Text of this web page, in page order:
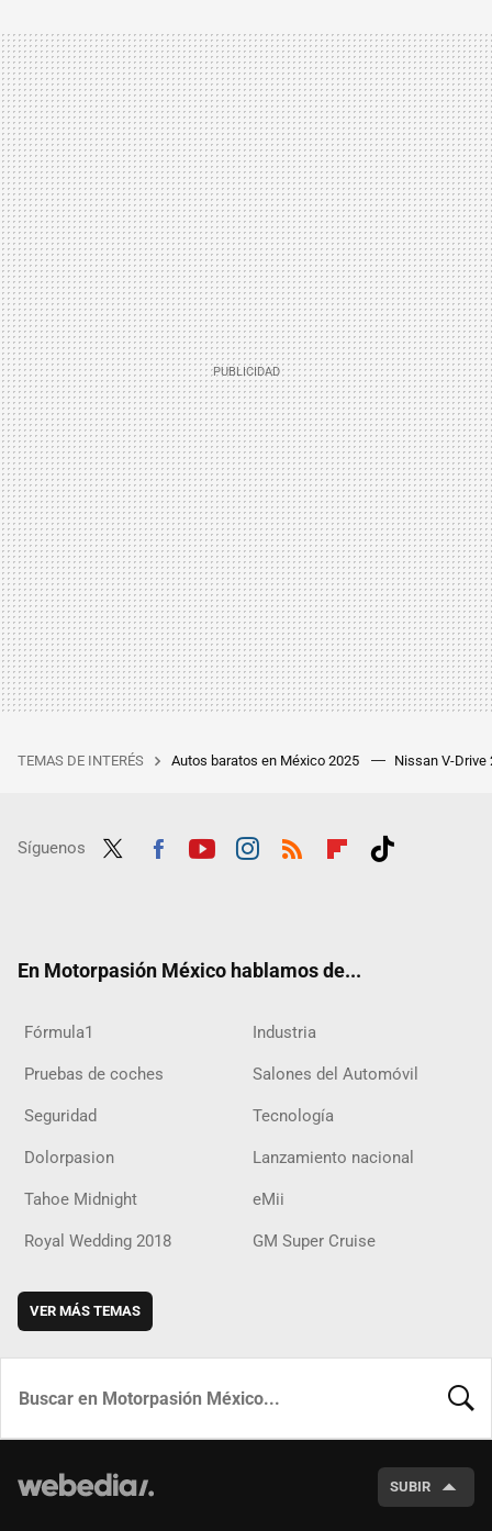
TEMAS DE INTERÉS Autos baratos en México 2025 Nissan V-Drive
Síguenos
En Motorpasión México hablamos de...
Fórmula1 Industria
Pruebas de coches Salones del Automóvil
Seguridad Tecnología
Dolorpasion Lanzamiento nacional
Tahoe Midnight eMii
Royal Wedding 2018 GM Super Cruise
VER MÁS TEMAS
SUBIR